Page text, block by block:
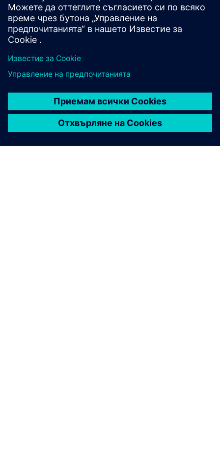
Номер на контейнера
Номер на резервацията или коносамента
И двете